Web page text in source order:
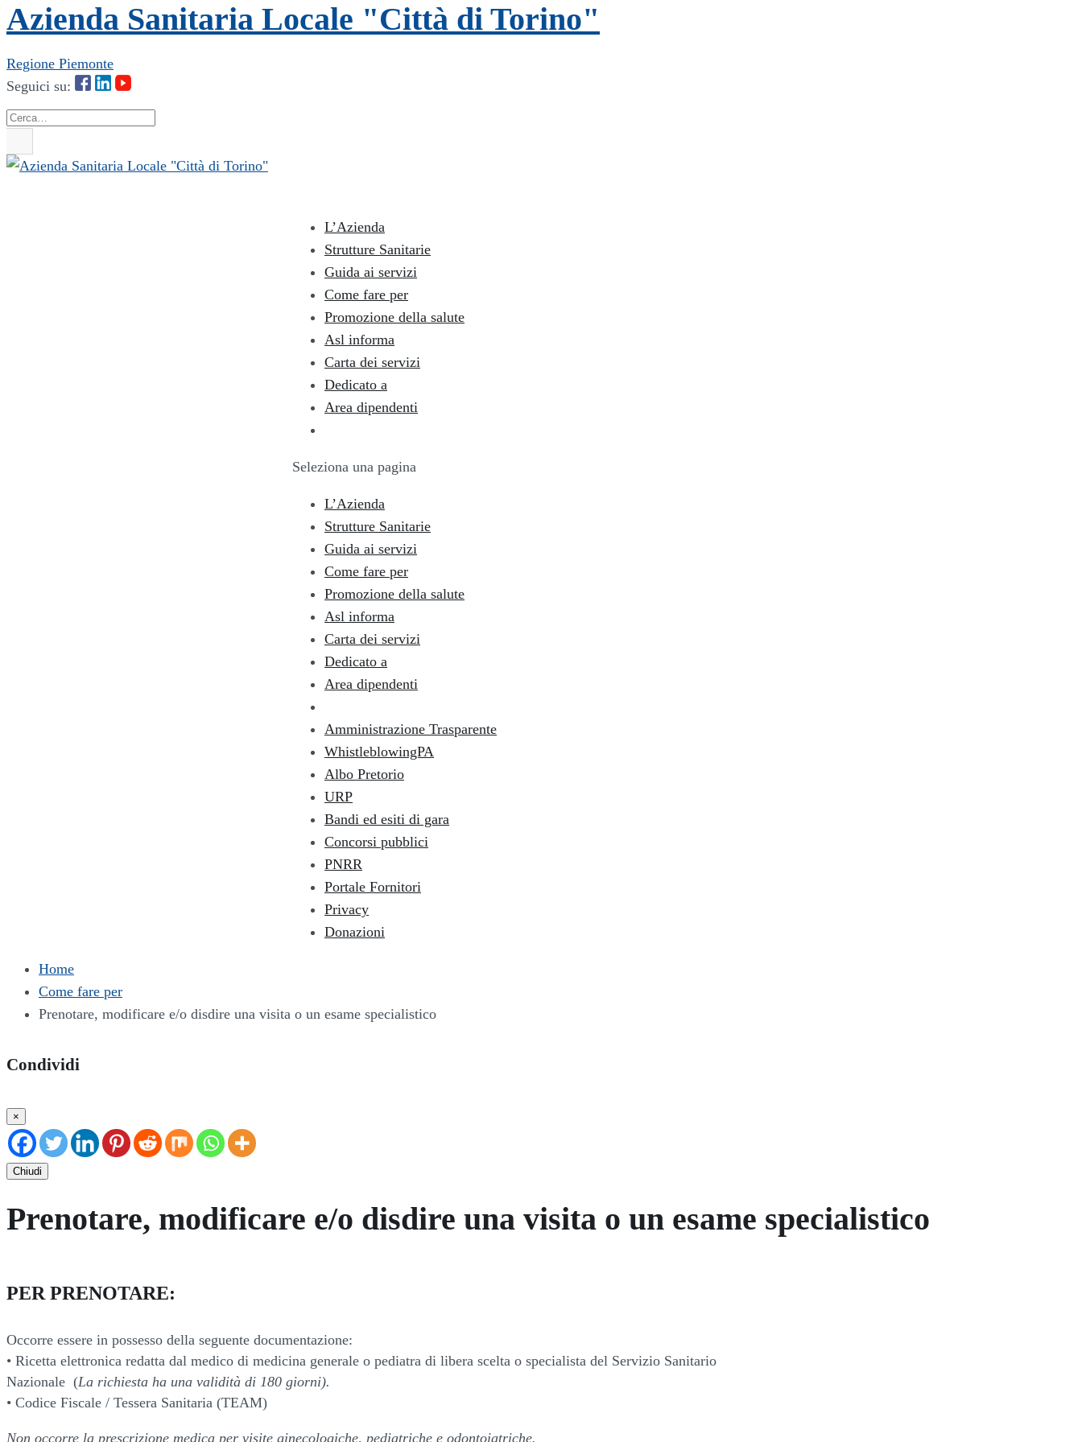
Azienda Sanitaria Locale "Città di Torino"
Regione Piemonte
Seguici su:
Cerca
L’Azienda
Strutture Sanitarie
Guida ai servizi
Come fare per
Promozione della salute
Asl informa
Carta dei servizi
Dedicato a
Area dipendenti
Seleziona una pagina
L’Azienda
Strutture Sanitarie
Guida ai servizi
Come fare per
Promozione della salute
Asl informa
Carta dei servizi
Dedicato a
Area dipendenti
Amministrazione Trasparente
WhistleblowingPA
Albo Pretorio
URP
Bandi ed esiti di gara
Concorsi pubblici
PNRR
Portale Fornitori
Privacy
Donazioni
Home
Come fare per
Prenotare, modificare e/o disdire una visita o un esame specialistico
Condividi
×
Chiudi
Prenotare, modificare e/o disdire una visita o un esame specialistico
PER PRENOTARE:
Occorre essere in possesso della seguente documentazione:
• Ricetta elettronica redatta dal medico di medicina generale o pediatra di libera scelta o specialista del Servizio Sanitario
Nazionale (La richiesta ha una validità di 180 giorni).
• Codice Fiscale / Tessera Sanitaria (TEAM)
Non occorre la prescrizione medica per visite ginecologiche, pediatriche e odontoiatriche.